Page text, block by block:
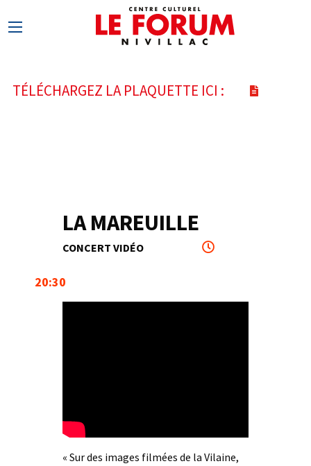
TÉLÉCHARGEZ LA PLAQUETTE ICI :
12
OCT
LA MAREUILLE
CONCERT VIDÉO
20:30
« Sur des images filmées de la Vilaine,